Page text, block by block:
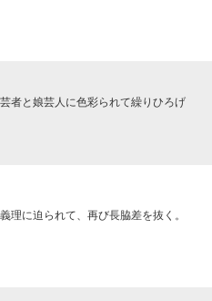
者と娘芸人に色彩られて繰りひろげ
理に迫られて、再び長脇差を抜く。